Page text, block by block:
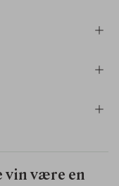
vin være en